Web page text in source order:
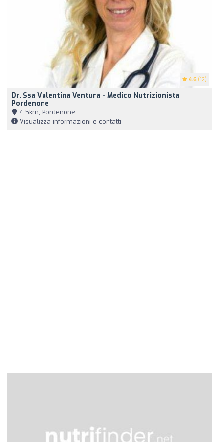
4.6 (12)
Dr. Ssa Valentina Ventura - Medico Nutrizionista
Pordenone
4,5km, Pordenone
Visualizza informazioni e contatti